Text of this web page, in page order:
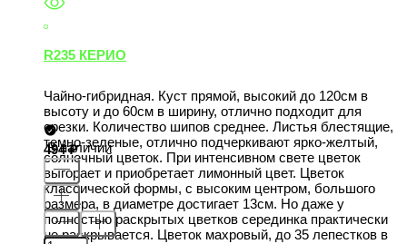
R235 КЕРИО
Чайно-гибридная. Куст прямой, высокий до 120см в
высоту и до 60см в ширину, отлично подходит для
срезки. Количество шипов среднее. Листья блестящие,
темно-зеленые, отлично подчеркивают ярко-желтый,
солнечный цветок. При интенсивном свете цветок
выгорает и приобретает лимонный цвет. Цветок
классической формы, с высоким центром, большого
размера, в диаметре достигает 13см. Но даже у
полностью раскрытых цветков серединка практически
не раскрывается. Цветок махровый, до 35 лепестков в
В наличии
494